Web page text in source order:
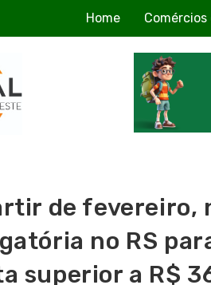
Home Comércios
de fevereiro,
no RS
superior a R$